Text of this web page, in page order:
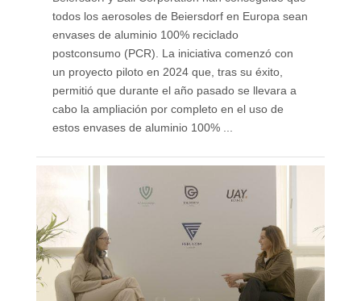
todos los aerosoles de Beiersdorf en Europa sean
envases de aluminio 100% reciclado
postconsumo (PCR). La iniciativa comenzó con
un proyecto piloto en 2024 que, tras su éxito,
permitió que durante el año pasado se llevara a
cabo la ampliación por completo en el uso de
estos envases de aluminio 100% ...